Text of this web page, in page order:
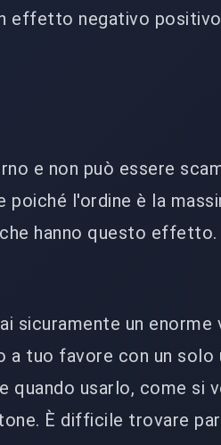
effetto negativo
e non può essere
l'ordine è la
hanno questo
sicuramente un enorme
a tuo favore con un solo
quando usarlo, come si
È difficile trovare